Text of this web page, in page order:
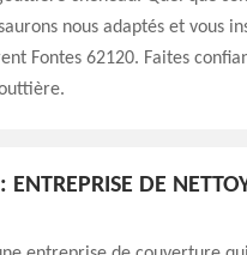
nous adaptés et vous
Fontes 62120. Faites
ENTREPRISE DE